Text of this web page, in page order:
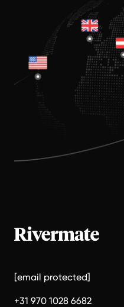
[email protected]
+31 970 1028 6682